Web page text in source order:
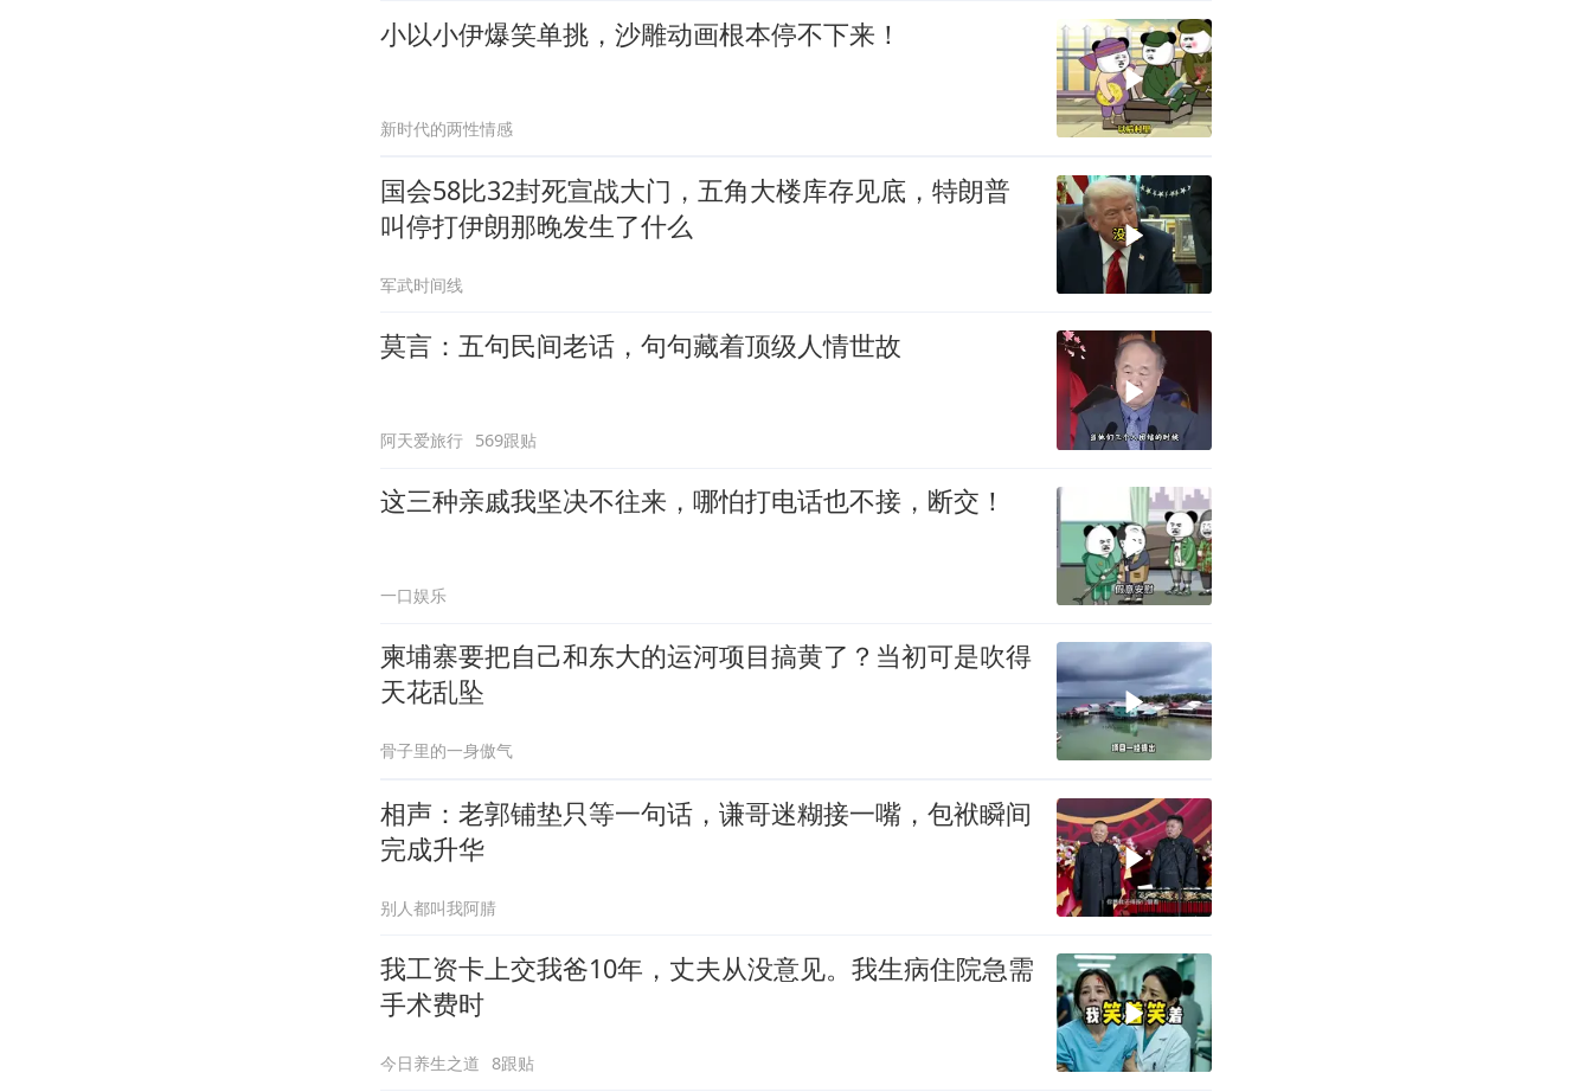
小以小伊爆笑单挑，沙雕动画根本停不下来！
新时代的两性情感
国会58比32封死宣战大门，五角大楼库存见底，特朗普
叫停打伊朗那晚发生了什么
军武时间线
莫言：五句民间老话，句句藏着顶级人情世故
阿天爱旅行 569跟贴
这三种亲戚我坚决不往来，哪怕打电话也不接，断交！
一口娱乐
柬埔寨要把自己和东大的运河项目搞黄了？当初可是吹得
天花乱坠
骨子里的一身傲气
相声：老郭铺垫只等一句话，谦哥迷糊接一嘴，包袱瞬间
完成升华
别人都叫我阿腈
我工资卡上交我爸10年，丈夫从没意见。我生病住院急需
手术费时
今日养生之道 8跟贴